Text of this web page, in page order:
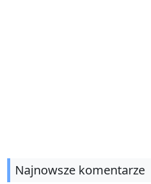
Najnowsze komentarze